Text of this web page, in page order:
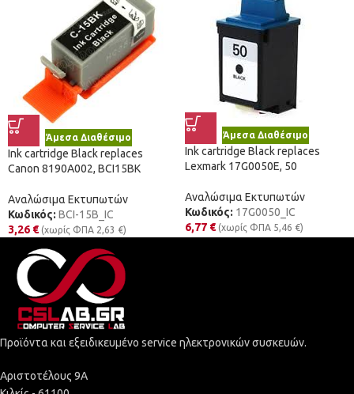
Άμεσα Διαθέσιμο
Ink cartridge Black replaces
Canon 8190A002, BCI15BK
Αναλώσιμα Εκτυπωτών
Κωδικός: BCI-15B_IC
3,26 € (χωρίς ΦΠΑ 2,63 €)
Άμεσα Διαθέσιμο
Ink cartridge Black replaces
Lexmark 17G0050E, 50
Αναλώσιμα Εκτυπωτών
Κωδικός: 17G0050_IC
6,77 € (χωρίς ΦΠΑ 5,46 €)
Προϊόντα και εξειδικευμένο service ηλεκτρονικών συσκευών.
Αριστοτέλους 9Α